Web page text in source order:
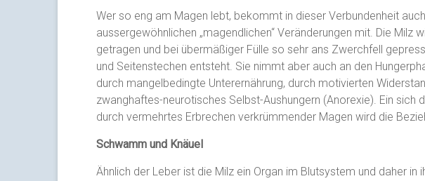
Wer so eng am Magen lebt, bekommt in dieser Verbundenheit
aussergewöhnlichen „magendlichen“ Veränderungen mit. Die Milz
getragen und bei übermäßiger Fülle so sehr ans Zwerchfell
und Seitenstechen entsteht. Sie nimmt aber auch an den
durch mangelbedingte Unterernährung, durch motivierten
zwanghaftes-neurotisches Selbst-Aushungern (Anorexie). Ein sich
durch vermehrtes Erbrechen verkrümmender Magen wird die
Schwamm und Knäuel
Ähnlich der Leber ist die Milz ein Organ im Blutsystem und daher in